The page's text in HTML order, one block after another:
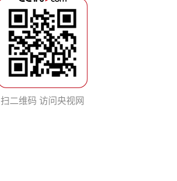
扫二维码 访问央视网